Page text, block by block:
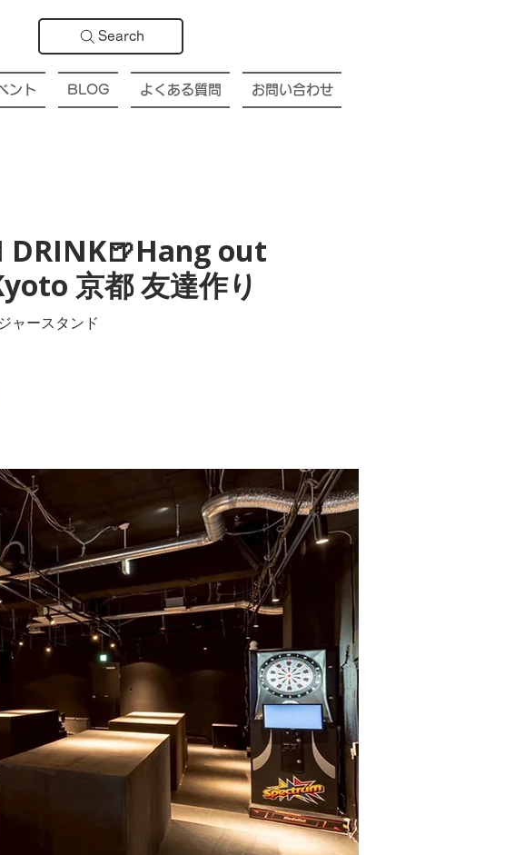
Search
ント BLOG よくある質問 お問い合わせ
out
京都 友達作り
ャースタンド